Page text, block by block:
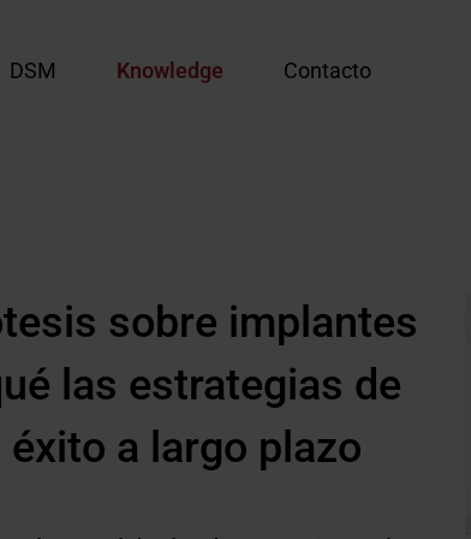
DSM Knowledge Contacto
sobre implantes
las estrategias de
a largo plazo